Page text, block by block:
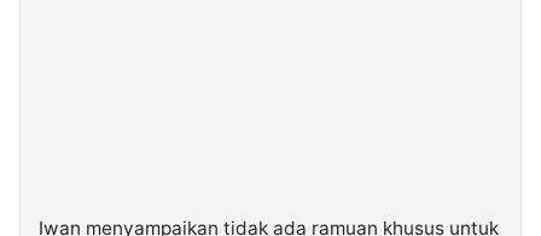
Iwan menyampaikan tidak ada ramuan khusus untuk